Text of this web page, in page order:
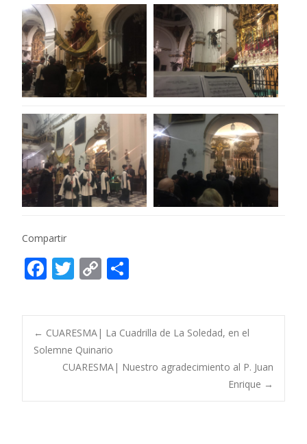
Compartir
F
e
b
o
k
T
itt
er
C
p
y
Li
n
k
m
p
ar
ti
r
Post
navigation
← CUARESMA| La Cuadrilla de La Soledad, en el
Solemne Quinario
CUARESMA| Nuestro agradecimiento al P. Juan
Enrique →